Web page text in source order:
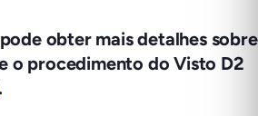
obter mais detalhes sobre
o procedimento do Visto D2
.